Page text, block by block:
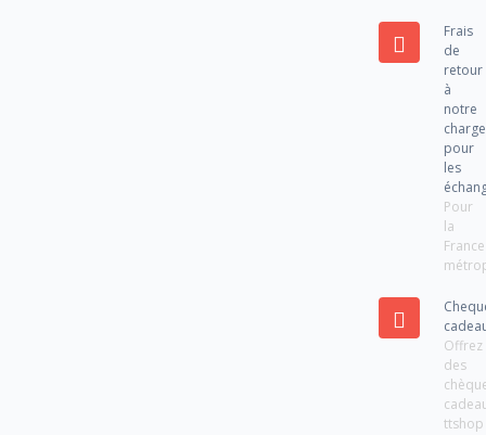
Frais
de
retour
à
notre
charge
pour
les
Pour
la
France
Offrez
des
ttshop